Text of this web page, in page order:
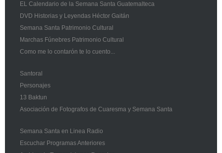
EL Calendario de la Semana Santa Guatemalteca
DVD Historias y Leyendas Héctor Gaitán
Semana Santa Patrimonio Cultural
Marchas Fúnebres Patrimonio Cultural
Como me lo contarón te lo cuento...
Santoral
Personajes
13 Baktun
Asociación de Fotografos de Cuaresma y Semana Santa
Semana Santa en Linea Radio
Escuchar Programas Anteriores